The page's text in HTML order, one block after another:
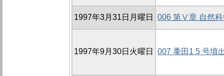
1997年3月31日月曜日 006 第Ⅴ章 自然
1997年9月30日火曜日 007 黍田1 5 号墳